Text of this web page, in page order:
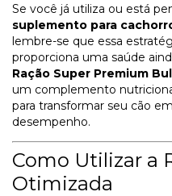
Se você já utiliza ou está
suplemento para
lembre-se que essa
proporciona uma saúde
Ração Super Premium
um complemento
para transformar seu cão
desempenho.
Como Utilizar a
Otimizada